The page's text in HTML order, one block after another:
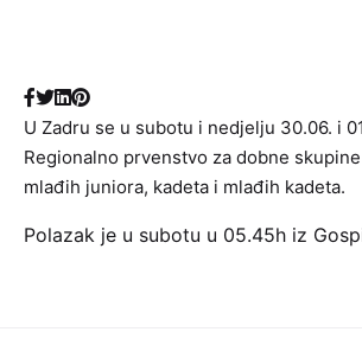
U Zadru se u subotu i nedjelju 30.06. i
Regionalno prvenstvo za dobne
mlađih juniora, kadeta i mlađih kadeta.
Polazak je u subotu u 05.45h iz